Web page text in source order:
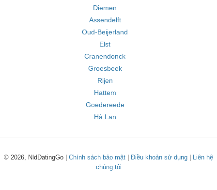
Diemen
Assendelft
Oud-Beijerland
Elst
Cranendonck
Groesbeek
Rijen
Hattem
Goedereede
Hà Lan
© 2026, NldDatingGo | Chính sách bảo mật Điều khoản sử dụng
Liên hệ
chúng tôi